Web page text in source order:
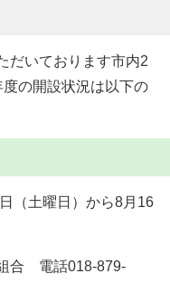
だいております市内2
の開設状況は以下の
土曜日）から8月16
合 電話018-879-